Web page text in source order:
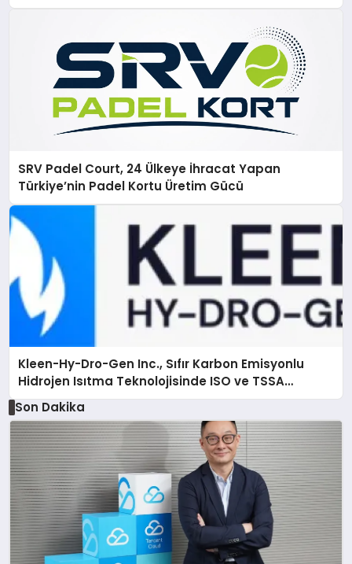
SRV Padel Court, 24 Ülkeye İhracat Yapan
Türkiye’nin Padel Kortu Üretim Gücü
Kleen-Hy-Dro-Gen Inc., Sıfır Karbon Emisyonlu
Hidrojen Isıtma Teknolojisinde ISO ve TSSA
Düzenleyici Onaylarını Aldı
Son Dakika